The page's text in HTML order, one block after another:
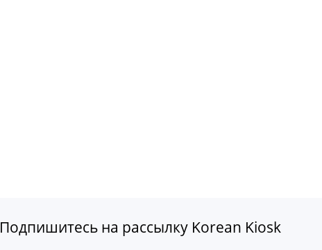
Подпишитесь на рассылку Korean Kiosk